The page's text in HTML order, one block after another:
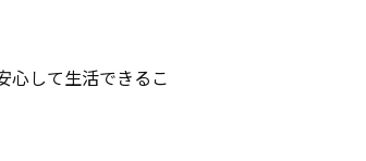
心して生活できるこ